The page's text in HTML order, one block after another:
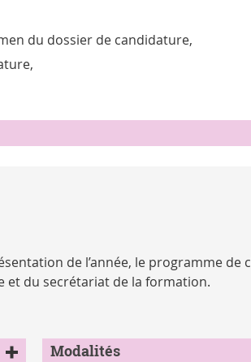
du dossier de candidature,
de l’année, le programme de
et du secrétariat de la formation.
Modalités